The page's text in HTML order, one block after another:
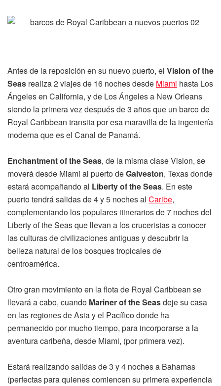
Antes de la reposición en su nuevo puerto, el Vision of the
Seas realiza 2 viajes de 16 noches desde Miami hasta Los
Ángeles en California, y de Los Ángeles a New Orleans
siendo la primera vez después de 3 años que un barco de
Royal Caribbean transita por esa maravilla de la ingeniería
moderna que es el Canal de Panamá.
Enchantment of the Seas, de la misma clase Vision, se
moverá desde Miami al puerto deGalveston, Texas donde
estará acompañando al Liberty of the Seas. En este
puerto tendrá salidas de 4 y 5 noches al Caribe,
complementando los populares itinerarios de 7 noches del
Liberty of the Seas que llevan a los cruceristas a conocer
las culturas de civilizaciones antiguas y descubrir la
belleza natural de los bosques tropicales de
centroamérica.
Otro gran movimiento en la flota de Royal Caribbean se
llevará a cabo, cuando Mariner of the Seasdeje su casa
en las regiones de Asia y el Pacífico donde ha
permanecido por mucho tiempo, para incorporarse a la
aventura caribeña, desde Miami, (por primera vez).
Estará realizando salidas de 3 y 4 noches a Bahamas
(perfectas para quienes comiencen su primera experiencia